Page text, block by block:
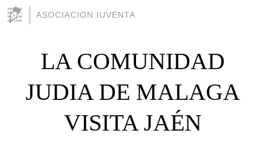
ASOCIACION IUVENTA
LA COMUNIDAD
JUDIA DE MALAGA
VISITA JAÉN